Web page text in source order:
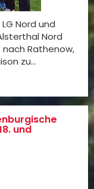
Nord und
Nord
Rathenow,
zu…
und